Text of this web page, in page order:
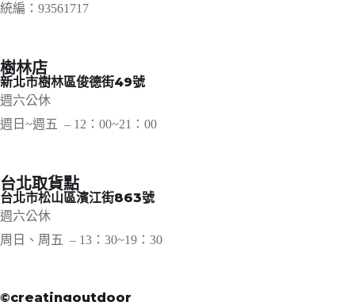
統編：93561717
樹林店
新北市樹林區俊德街49號
週六公休
週日~週五 – 12：00~21：00
台北取貨點
台北市松山區濱江街863號
週六公休
周日、周五 – 13：30~19：30
©︎creatingoutdoor